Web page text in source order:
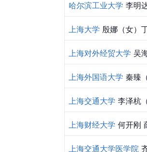
哈尔滨工业大学 李明
上海大学 殷娜（女）
上海对外经贸大学 吴
上海外国语大学 秦臻
上海交通大学 李泽杭
上海财经大学 何开刚
上海交通大学医学院